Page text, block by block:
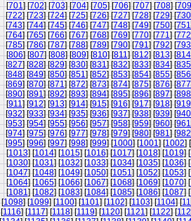
[701] [702] [703] [704] [705] [706] [707] [708] [709
[722] [723] [724] [725] [726] [727] [728] [729] [730
[743] [744] [745] [746] [747] [748] [749] [750] [751
[764] [765] [766] [767] [768] [769] [770] [771] [772
[785] [786] [787] [788] [789] [790] [791] [792] [793
[806] [807] [808] [809] [810] [811] [812] [813] [814
[827] [828] [829] [830] [831] [832] [833] [834] [835
[848] [849] [850] [851] [852] [853] [854] [855] [856
[869] [870] [871] [872] [873] [874] [875] [876] [877
[890] [891] [892] [893] [894] [895] [896] [897] [898
[911] [912] [913] [914] [915] [916] [917] [918] [919
[932] [933] [934] [935] [936] [937] [938] [939] [940
[953] [954] [955] [956] [957] [958] [959] [960] [961
[974] [975] [976] [977] [978] [979] [980] [981] [982
[995] [996] [997] [998] [999] [1000] [1001] [1002] [
[1013] [1014] [1015] [1016] [1017] [1018] [1019] [
[1030] [1031] [1032] [1033] [1034] [1035] [1036] [
[1047] [1048] [1049] [1050] [1051] [1052] [1053] [
[1064] [1065] [1066] [1067] [1068] [1069] [1070] [
[1081] [1082] [1083] [1084] [1085] [1086] [1087] [
[1098] [1099] [1100] [1101] [1102] [1103] [1104] [
[1116] [1117] [1118] [1119] [1120] [1121] [1122] [